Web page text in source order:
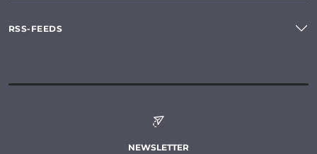
RSS-FEEDS
NEWSLETTER